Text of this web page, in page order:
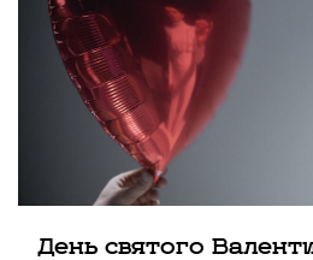
День святого